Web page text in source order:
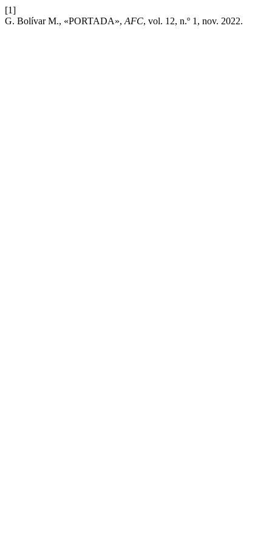
[1]
G. Bolívar M., «PORTADA», AFC, vol. 12, n.º 1, nov. 2022.